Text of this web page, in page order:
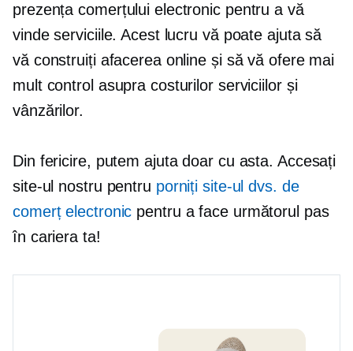
prezența comerțului electronic pentru a vă
vinde serviciile. Acest lucru vă poate ajuta să
vă construiți afacerea online și să vă ofere mai
mult control asupra costurilor serviciilor și
vânzărilor.
Din fericire, putem ajuta doar cu asta. Accesați
site-ul nostru pentru porniți site-ul dvs. de
comerț electronic pentru a face următorul pas
în cariera ta!